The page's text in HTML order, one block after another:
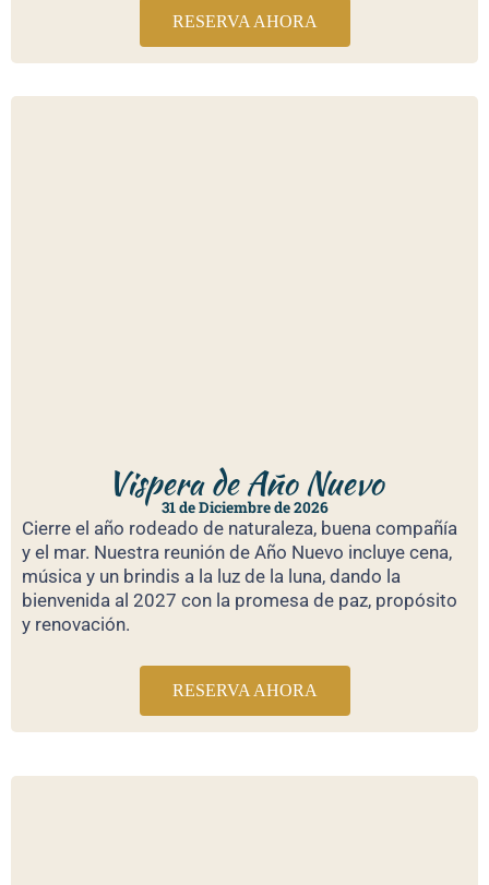
RESERVA AHORA
Vispera de Año Nuevo
31 de Diciembre de 2026
Cierre el año rodeado de naturaleza, buena compañía
y el mar. Nuestra reunión de Año Nuevo incluye cena,
música y un brindis a la luz de la luna, dando la
bienvenida al 2027 con la promesa de paz, propósito
y renovación.
RESERVA AHORA